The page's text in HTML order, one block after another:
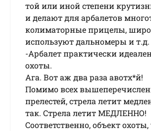
той или иной степени
и делают для арбалетов
колиматорные прицелы,
используют дальномеры и т.д.
-Арбалет практически
охоты.
Ага. Вот аж два раза авотх*й!
Помимо всех
прелестей, стрела летит
так. Стрела летит МЕДЛЕННО!
Соответственно, объект